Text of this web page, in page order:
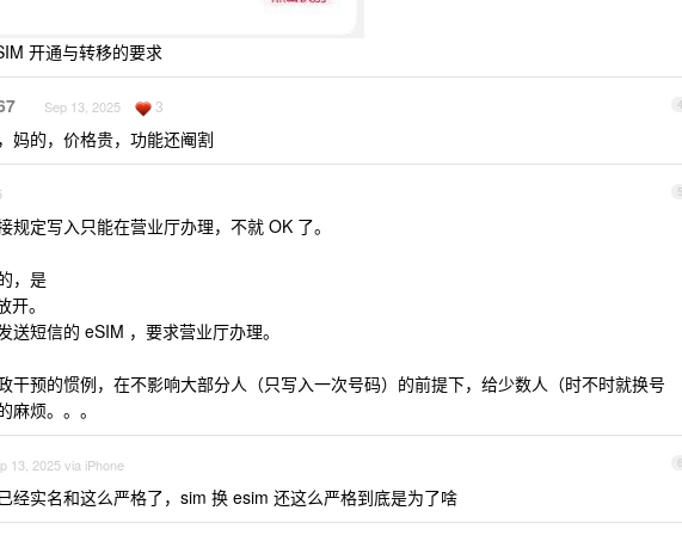
开通与转移的要求
4
Sep 13, 2025 3
妈的，价格贵，功能还阉割
5
规定写入只能在营业厅办理，不就 OK 了。
，是
。
送短信的 eSIM ，要求营业厅办理。
干预的惯例，在不影响大部分人（只写入一次号码）的前提下，给少数人（时不时就换号
麻烦。。。
6
13, 2025 via iPhone
经实名和这么严格了，sim 换 esim 还这么严格到底是为了啥